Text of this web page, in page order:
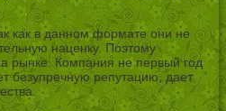
как в данном формате они не
наценку. Поэтому
рынке. Компания не первый год
безупречную репутацию, дает